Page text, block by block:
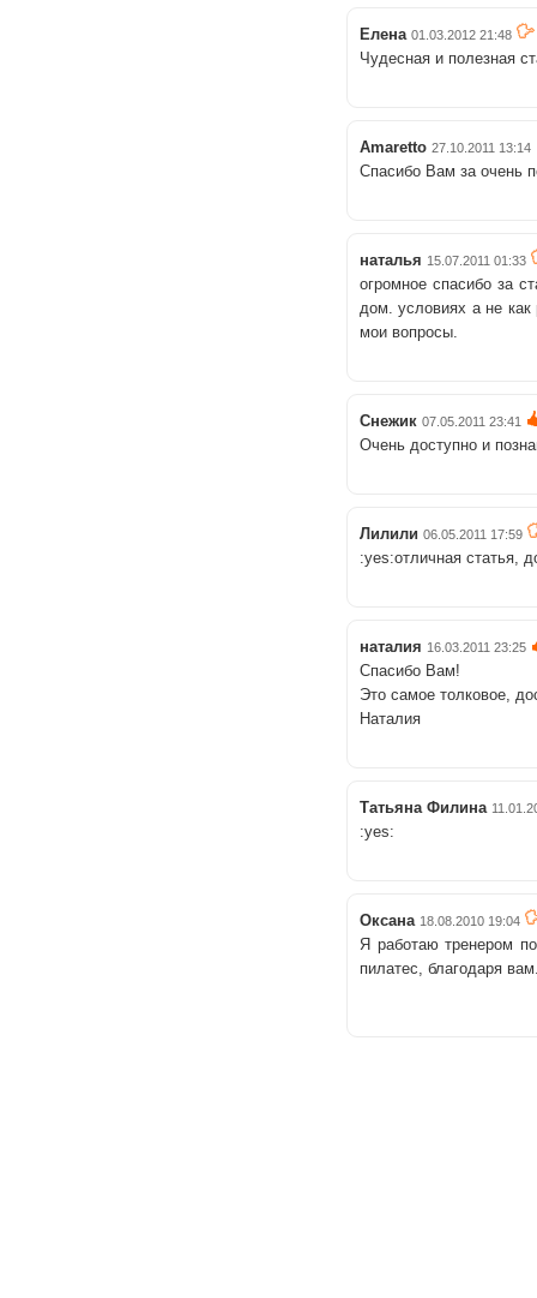
Елена 01.03.2012 21:48
Чудесная и полезная
Amaretto 27.10.2011 13:14
Спасибо Вам за очень
наталья 15.07.2011 01:33
огромное спасибо за
дом. условиях а не как
мои вопросы.
Снежик 07.05.2011 23:41
Очень доступно и
Лилили 06.05.2011 17:59
:yes:отличная статья,
наталия 16.03.2011 23:25
Спасибо Вам!
Это самое толковое,
Наталия
Татьяна Филина
:yes:
Оксана 18.08.2010 19:04
Я работаю тренером
пилатес, благодаря